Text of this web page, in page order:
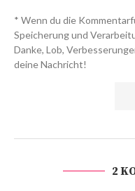
* Wenn du die
Speicherung und
Danke, Lob,
deine Nachricht!
2